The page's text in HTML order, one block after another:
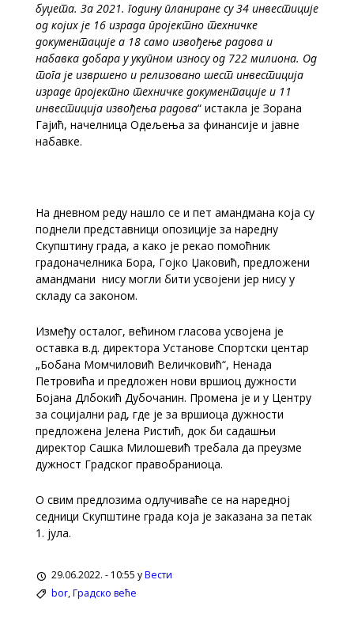
буџета. За 2021. годину планиране су 34 инвестиције
од којих је 16 израда пројектно техничке
документације а 18 само извођење радова и
набавка добара у укупном износу од 722 милиона. Од
тога је извршено и релизовано шест инвестиција
израде пројектно техничке документације и 11
инвестиција извођења радова“ истакла је Зорана
Гајић, начелница Одељења за финансије и јавне
набавке.
На дневном реду нашло се и пет амандмана која су
поднели представници опозиције за наредну
Скупштину града, а како је рекао помоћник
градоначелника Бора, Гојко Џаковић, предложени
амандмани нису могли бити усвојени јер нису у
складу са законом.
Између осталог, већином гласова усвојена је
оставка в.д. директора Установе Спортски центар
„Бобана Момчиловић Величковић“, Ненада
Петровића и предложен нови вршиоц дужности
Бојана Длбокић Дубочанин. Промена је и у Центру
за социјални рад, где је за вршиоца дужности
предложена Јелена Ристић, док би садашњи
директор Сашка Милошевић требала да преузме
дужност Градског правобраниоца.
О свим предлозима одлучиваће се на наредној
седници Скупштине града која је заказана за петак
1. јула.
29.06.2022. - 10:55 уВести
bor,Градско веће